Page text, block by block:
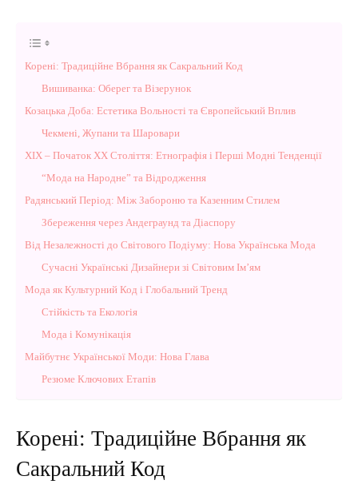
Корені: Традиційне Вбрання як Сакральний Код
Вишиванка: Оберег та Візерунок
Козацька Доба: Естетика Вольності та Європейський Вплив
Чекмені, Жупани та Шаровари
XIX – Початок XX Століття: Етнографія і Перші Модні Тенденції
“Мода на Народне” та Відродження
Радянський Період: Між Забороню та Казенним Стилем
Збереження через Андеграунд та Діаспору
Від Незалежності до Світового Подіуму: Нова Українська Мода
Сучасні Українські Дизайнери зі Світовим Ім’ям
Мода як Культурний Код і Глобальний Тренд
Стійкість та Екологія
Мода і Комунікація
Майбутнє Української Моди: Нова Глава
Резюме Ключових Етапів
Корені: Традиційне Вбрання як
Сакральний Код